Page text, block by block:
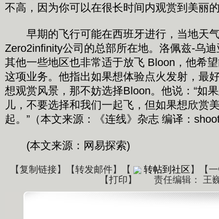
不高，因为你可以在很长时间内观赏到美丽
早期的飞行可能在西班牙进行，当地天
Zero2infinity公司的总部所在地。洛佩兹-乌
其他一些地区也非常适于放飞 Bloon，他希
这项业务。他指出如果想体验点火发射，最
想观赏风景，那不妨选择Bloon。他说：“如
儿，不要选择和我们一起飞，但如果想欣赏
起。”（本文来源：《连线》杂志 编译：
(本文来源：网易探索)
【复制链接】【转发邮件】 【 转帖到社区 】【
【打印】 责任编辑： 王